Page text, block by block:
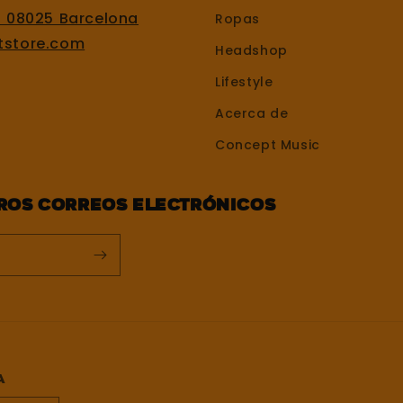
Barcelona
Ropas
Headshop
Lifestyle
Acerca de
Concept Music
correos electrónicos